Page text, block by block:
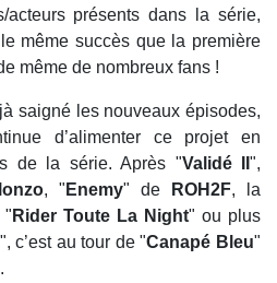
acteurs présents dans la série,
même succès que la première
même de nombreux fans !
saigné les nouveaux épisodes,
d’alimenter ce projet en
de la série. Après "Validé II",
, " Enemy" de ROH2F, la
" Rider Toute La Night" ou plus
", c’est au tour de "Canapé Bleu"